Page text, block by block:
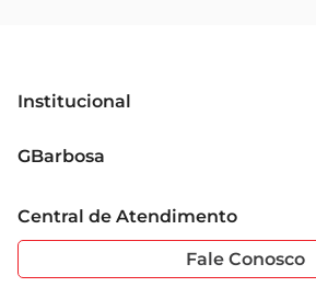
Institucional
Grupo Cencosud
Sobre Privacidade
Portal do Fornecedo
Nossas Lojas
GBarbosa
Garantia Estendida
Serviços
Central de Atendimento
Fale Conosco